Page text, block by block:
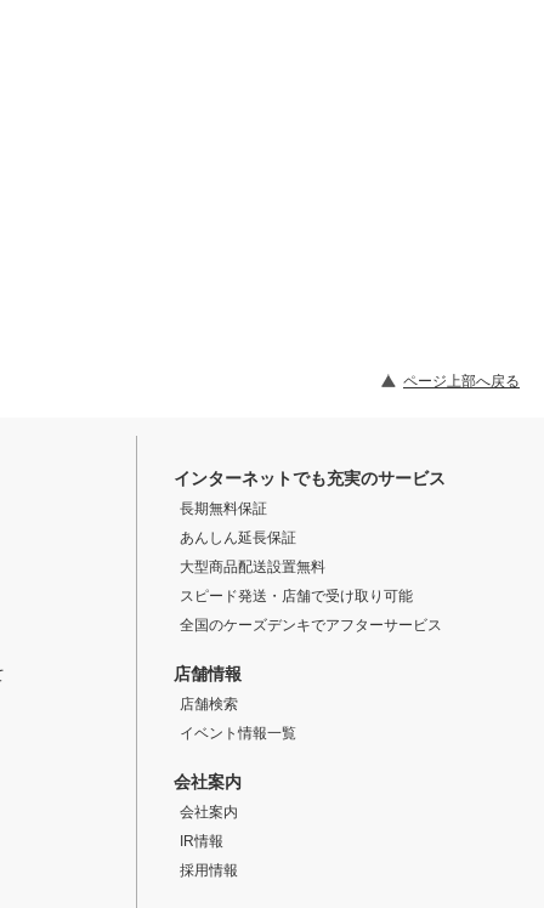
ページ上部へ戻る
インターネットでも充実のサービス
長期無料保証
あんしん延長保証
大型商品配送設置無料
スピード発送・店舗で受け取り可能
全国のケーズデンキでアフターサービス
店舗情報
店舗検索
イベント情報一覧
会社案内
会社案内
IR情報
採用情報